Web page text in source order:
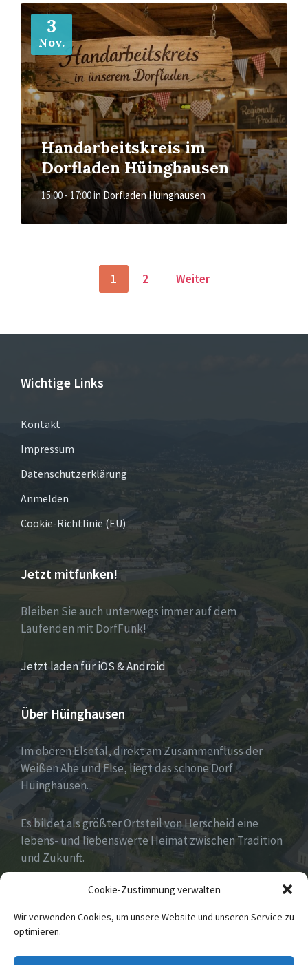
Cookie-Zustimmung verwalten
Wir verwenden Cookies, um unsere Website und unseren Service zu
optimieren.
3
Nov.
Handarbeitskreis im
Dorfladen Hüinghausen
15:00 - 17:00in Dorfladen Hüinghausen
Mehr
1 2 Weiter
Wichtige Links
Kontakt
Impressum
Datenschutzerklärung
Anmelden
Cookie-Richtlinie (EU)
Jetzt mitfunken!
Bleiben Sie auch unterwegs immer auf dem
Laufenden mit DorfFunk!
Jetzt laden für iOS & Android
Über Hüinghausen
Im oberen Elsetal, direkt am Zusammenfluss der
Weißen Ahe und Else, liegt das schöne Dorf
Hüinghausen.
Es bildet als größter Ortsteil von Herscheid eine
lebens- und liebenswerte Heimat zwischen Tradition
und Zukunft.
Viel hat es zu bieten und zu entdecken…Seid
gespannt!